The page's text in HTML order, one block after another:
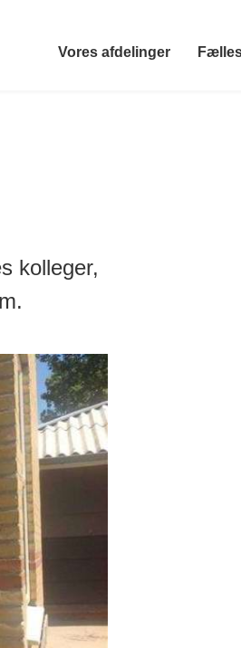
Vores afdelinger
kolleger,